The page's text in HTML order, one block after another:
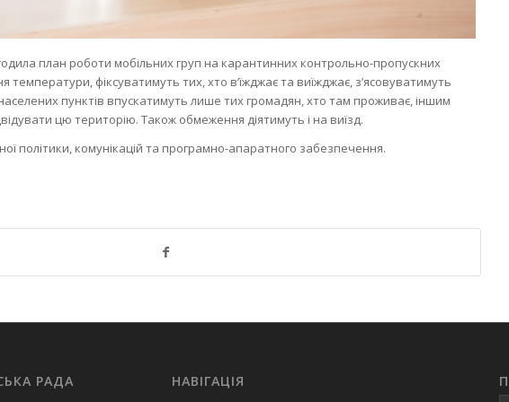
план роботи мобільних груп на карантинних контрольно-пропускних
температури, фіксуватимуть тих, хто в’їжджає та виїжджає, з’ясовуватимуть
пунктів впускатимуть лише тих громадян, хто там проживає, іншим
цю територію. Також обмеження діятимуть і на виїзд.
політики, комунікацій та програмно-апаратного забезпечення.
РАДА НАВІГАЦІЯ